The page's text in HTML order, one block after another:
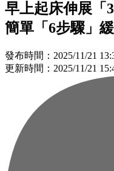
早上起床伸展「
簡單「6步驟」
發布時間：2025/11/21
更新時間：2025/11/21